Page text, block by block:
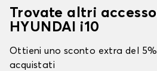
Trovate altri
HYUNDAI i10
Ottieni uno sconto extra del
acquistati